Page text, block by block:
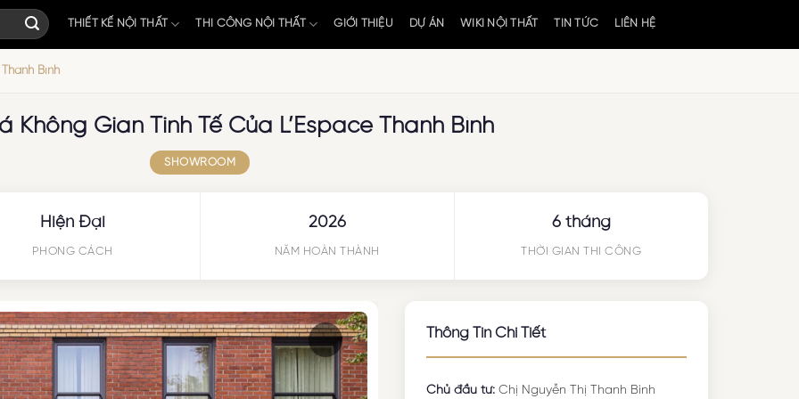
THIẾT KẾ NỘI THẤT THI CÔNG NỘI THẤT GIỚI THIỆU DỰ ÁN WIKI NỘI THẤT TIN TỨC LIÊN HỆ
Bình
Không Gian Tinh Tế Của L’Espace Thanh Bình
SHOWROOM
Hiện Đại
PHONG CÁCH
2026
NĂM HOÀN THÀNH
6 tháng
THỜI GIAN THI CÔNG
Thông Tin Chi Tiết
Chủ đầu tư: Chị Nguyễn Thị Thanh Bình